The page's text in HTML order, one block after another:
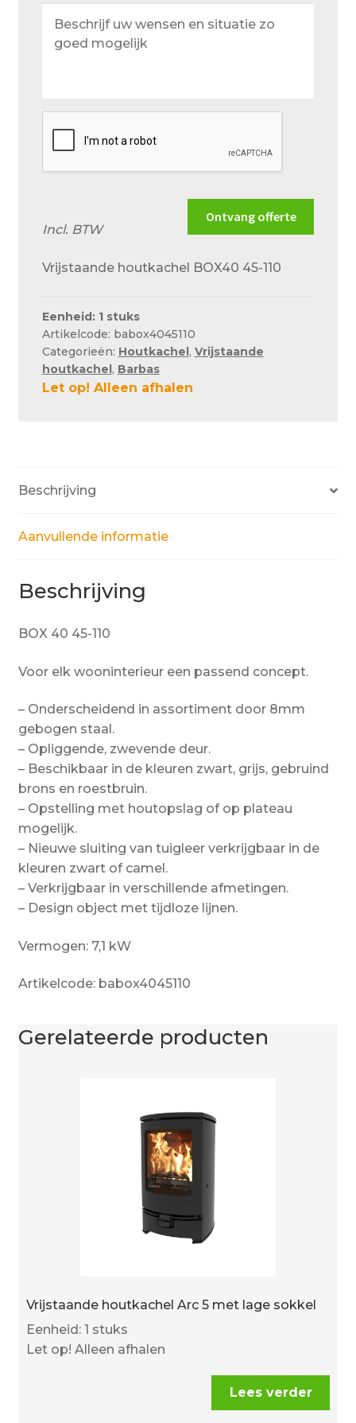
uw
wensen
Ontvang offerte
Incl. BTW
Vrijstaande houtkachel BOX40 45-110
Eenheid: 1 stuks
Artikelcode: babox4045110
Categorieën: Houtkachel, Vrijstaande
houtkachel, Barbas
Let op! Alleen afhalen
Beschrijving
Aanvullende informatie
Beschrijving
BOX 40 45-110
Voor elk wooninterieur een passend concept.
– Onderscheidend in assortiment door 8mm
gebogen staal.
– Opliggende, zwevende deur.
– Beschikbaar in de kleuren zwart, grijs, gebruind
brons en roestbruin.
– Opstelling met houtopslag of op plateau
mogelijk.
– Nieuwe sluiting van tuigleer verkrijgbaar in de
kleuren zwart of camel.
– Verkrijgbaar in verschillende afmetingen.
– Design object met tijdloze lijnen.
Vermogen: 7,1 kW
Artikelcode: babox4045110
Gerelateerde producten
Vrijstaande houtkachel Arc 5 met lage sokkel
Eenheid: 1 stuks
Let op! Alleen afhalen
Lees verder